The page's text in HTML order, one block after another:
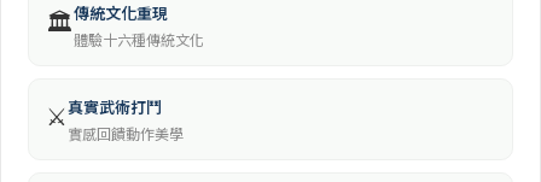
🏛️傳統文化重現
體驗十六種傳統文化
⚔️真實武術打鬥
實感回饋動作美學